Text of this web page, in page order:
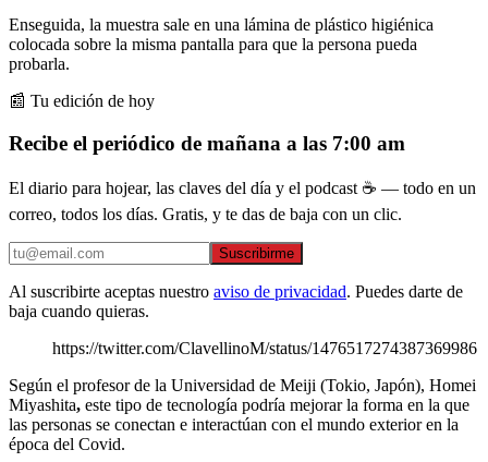
Enseguida, la muestra sale en una lámina de plástico higiénica
colocada sobre la misma pantalla para que la persona pueda
probarla.
📰 Tu edición de hoy
Recibe el periódico de mañana a las 7:00 am
El diario para hojear, las claves del día y el podcast ☕ — todo en un
correo, todos los días. Gratis, y te das de baja con un clic.
Suscribirme
Al suscribirte aceptas nuestro aviso de privacidad. Puedes darte de
baja cuando quieras.
https://twitter.com/ClavellinoM/status/1476517274387369986
Según el profesor de la Universidad de Meiji (Tokio, Japón), Homei
Miyashita, este tipo de tecnología podría mejorar la forma en la que
las personas se conectan e interactúan con el mundo exterior en la
época del Covid.